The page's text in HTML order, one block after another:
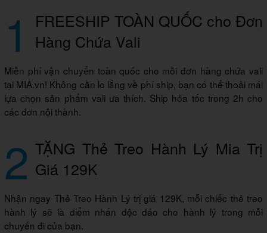
1
FREESHIP TOÀN QUỐC cho Đơn
Hàng Chứa Vali
Miễn phí vận chuyển toàn quốc cho mỗi đơn hàng chứa vali
tại MIA.vn! Không cần lo lắng về phí ship, bạn có thể thoải mái
lựa chọn sản phẩm vali ưa thích. Ship hỏa tốc trong 2h cho
các đơn nội thành.
2 TẶNG Thẻ Treo Hành Lý Mia Trị
Giá 129K
Nhận ngay Thẻ Treo Hành Lý trị giá 129K, mỗi chiếc thẻ treo
hành lý sẽ là điểm nhấn độc đáo cho hành lý trong mỗi
chuyến đi của bạn.